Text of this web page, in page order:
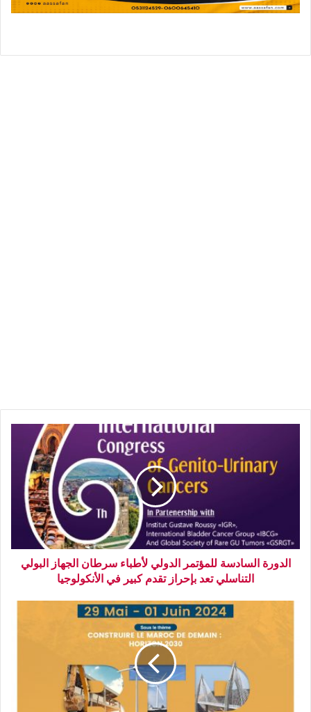
الدورة السادسة للمؤتمر الدولي لأطباء سرطان الجهاز البولي
التناسلي تعد بإحراز تقدم كبير في الأنكولوجيا